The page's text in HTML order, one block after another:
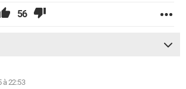
56
à 22:53